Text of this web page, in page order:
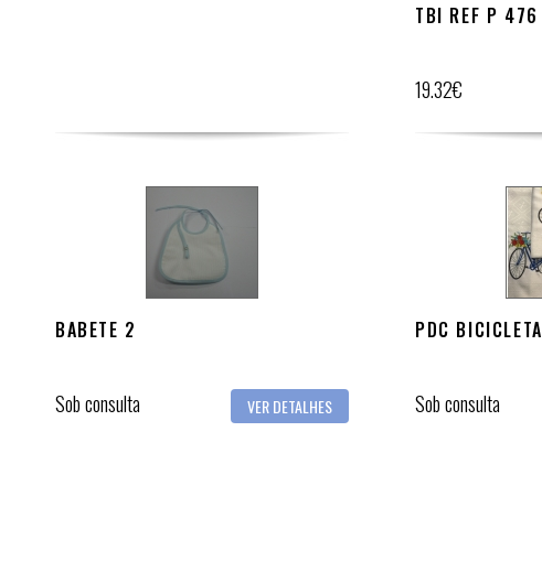
TBI REF P 476
19.32€
BABETE 2
Sob consulta VER DETALHES
PDC BICICLETA
Sob consulta